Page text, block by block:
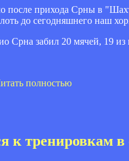
после прихода Срны в
до сегодняшнего наш
Срна забил 20 мячей, 19
полностью
к тренировкам в